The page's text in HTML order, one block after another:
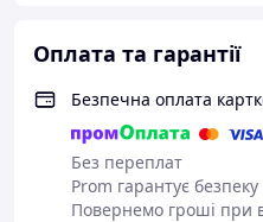
Оплата та гарантії
Безпечна оплата
Без переплат
Prom гарантує безпеку
Повернемо гроші при